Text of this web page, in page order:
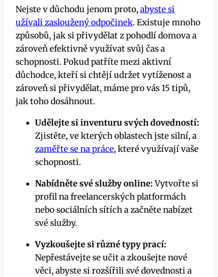
Nejste v důchodu jenom proto,abyste si
užívali zasloužený odpočinek. Existuje mnoho
způsobů, jak si přivydělat z pohodlí domova a
zároveň efektivně využívat svůj čas a
schopnosti. Pokud patříte mezi aktivní
důchodce, kteří si chtějí udržet vytíženost a
zároveň si přivydělat, máme pro vás 15 tipů,
jak toho dosáhnout.
Udělejte si inventuru svých dovedností:
Zjistěte, ve kterých oblastech jste silní, a
zaměřte se na práce, které využívají vaše
schopnosti.
Nabídněte své služby online:Vytvořte si
profil na freelancerských platformách
nebo sociálních sítích a začněte nabízet
své služby.
Vyzkoušejte si různé typy prací:
Nepřestávejte se učit a zkoušejte nové
věci, abyste si rozšířili své dovednosti a